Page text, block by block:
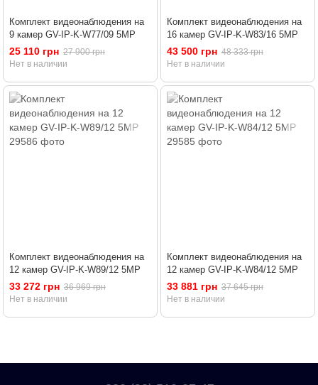
Комплект видеонаблюдения на
9 камер GV-IP-K-W77/09 5MP
25 110 грн 27 900 грн
Нет в наличии
Комплект видеонаблюдения на
16 камер GV-IP-K-W83/16 5MP
43 500 грн 48 333 грн
Нет в наличии
Комплект видеонаблюдения на
12 камер GV-IP-K-W89/12 5MP
33 272 грн 36 969 грн
Нет в наличии
Комплект видеонаблюдения на
12 камер GV-IP-K-W84/12 5MP
33 881 грн 37 645 грн
Нет в наличии